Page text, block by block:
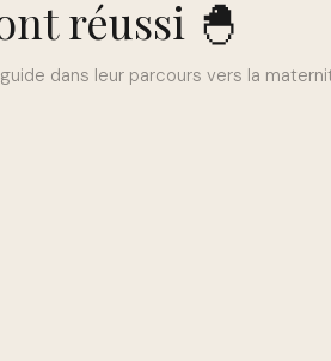
réussi 🐣
dans leur parcours vers la